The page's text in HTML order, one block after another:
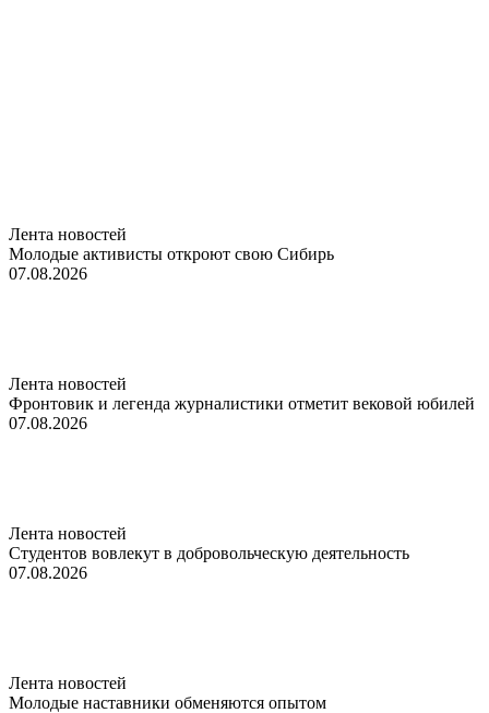
Лента новостей
Молодые активисты откроют свою Сибирь
07.08.2026
Лента новостей
Фронтовик и легенда журналистики отметит вековой юбилей
07.08.2026
Лента новостей
Студентов вовлекут в добровольческую деятельность
07.08.2026
Лента новостей
Молодые наставники обменяются опытом